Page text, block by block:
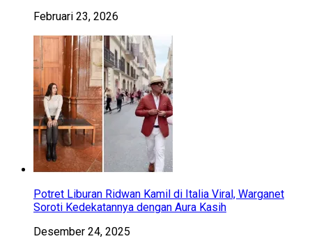
Februari 23, 2026
Potret Liburan Ridwan Kamil di Italia Viral, Warganet
Soroti Kedekatannya dengan Aura Kasih
Desember 24, 2025